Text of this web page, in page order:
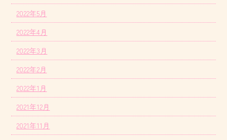
2022年5月
2022年4月
2022年3月
2022年2月
2022年1月
2021年12月
2021年11月